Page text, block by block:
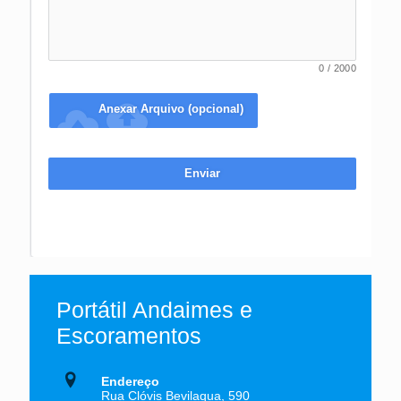
0 / 2000
cloud_upload
Anexar Arquivo (opcional)
Enviar
Portátil Andaimes e
Escoramentos
Endereço
Rua Clóvis Bevilaqua, 590